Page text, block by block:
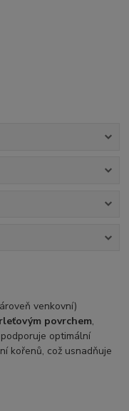
venkovní)
povrchem,
optimální
kořenů, což usnadňuje